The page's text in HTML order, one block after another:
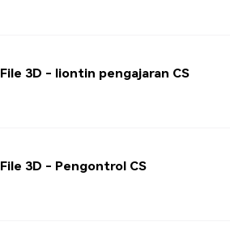
File 3D - liontin pengajaran CS
File 3D - Pengontrol CS